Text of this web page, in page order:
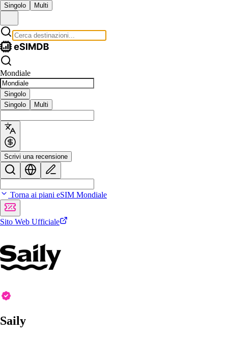
Singolo Multi
Mondiale
Singolo
Singolo
Multi
Scrivi una recensione
Torna ai piani eSIM Mondiale
Sito Web Ufficiale
Saily